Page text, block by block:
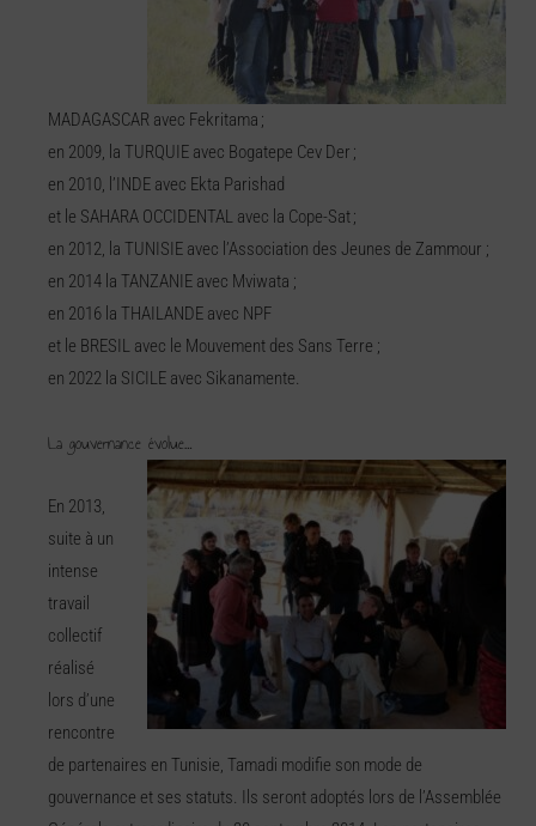
MADAGASCAR avec Fekritama ;
en 2009, la TURQUIE avec Bogatepe Cev Der ;
en 2010, l’INDE avec Ekta Parishad
et le SAHARA OCCIDENTAL avec la Cope-Sat ;
en 2012, la TUNISIE avec l’Association des Jeunes de Zammour ;
en 2014 la TANZANIE avec Mviwata ;
en 2016 la THAILANDE avec NPF
et le BRESIL avec le Mouvement des Sans Terre ;
en 2022 la SICILE avec Sikanamente.
La gouvernance évolue…
En 2013,
suite à un
intense
travail
collectif
réalisé
lors d’une
rencontre
de partenaires en Tunisie, Tamadi modifie son mode de
gouvernance et ses statuts. Ils seront adoptés lors de l’Assemblée